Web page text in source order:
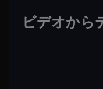
ビデオから